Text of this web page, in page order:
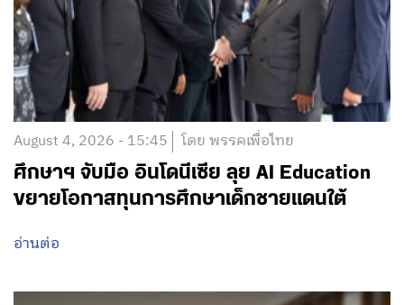
August 4, 2026 - 15:45 โดย พรรคเพื่อไทย
ศึกษาฯ จับมือ อินโดนีเซีย ลุย AI Education
ขยายโอกาสทุนการศึกษาเด็กชายแดนใต้
อ่านต่อ